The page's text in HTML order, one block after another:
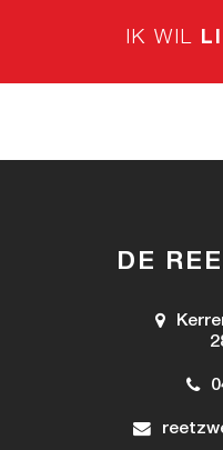
IK WIL
DE